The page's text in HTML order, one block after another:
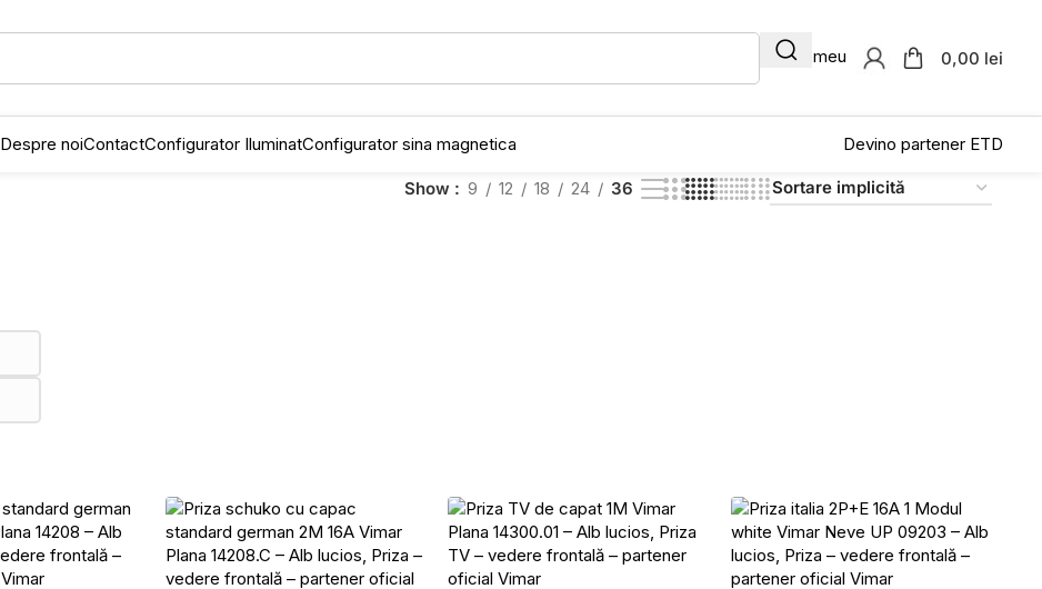
Contul meu 0,00 lei
Despre noiContactConfigurator IluminatConfigurator sina magnetica Devino partener ETD
Show 9 12 18 24 36